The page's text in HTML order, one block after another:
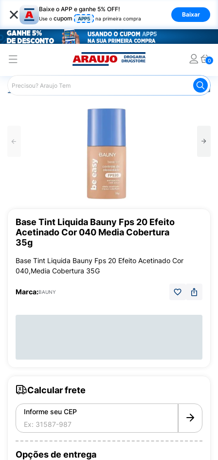
× Baixe o APP e ganhe 5% OFF!
Use o cupom APP5 na primeira compra
Baixar
0
Araujo Maquiagem Base Tint
Base Tint Liquida Bauny Fps 20 Efeito
Acetinado Cor 040 Media Cobertura
35g
Base Tint Liquida Bauny Fps 20 Efeito Acetinado Cor
040,Media Cobertura 35G
Marca:BAUNY
Calcular frete
Informe seu CEP
Opções de entrega